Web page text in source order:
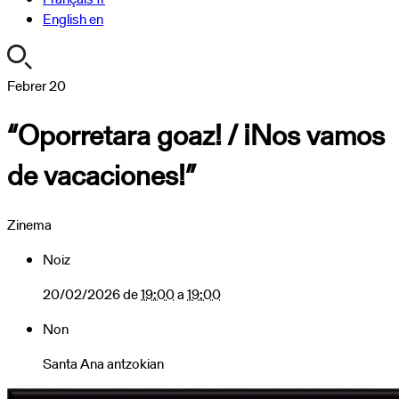
Englishen
https://turismoa.xn-
oati-
gqa.eus/ca/agenda/nos-
vamos-
de-
antzezlana
goaz!
vamos
vacaciones!”
2026-
Febrer20
“Oporretara goaz! / ¡Nos vamos
de vacaciones!”
Zinema
Noiz
20/02/2026de19:00a19:00
Non
Santa Ana antzokian